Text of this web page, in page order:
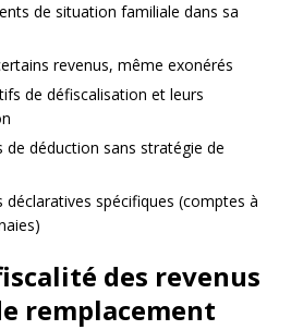
de situation familiale dans sa
revenus, même exonérés
de défiscalisation et leurs
de déduction sans stratégie de
spécifiques (comptes à
des revenus
remplacement